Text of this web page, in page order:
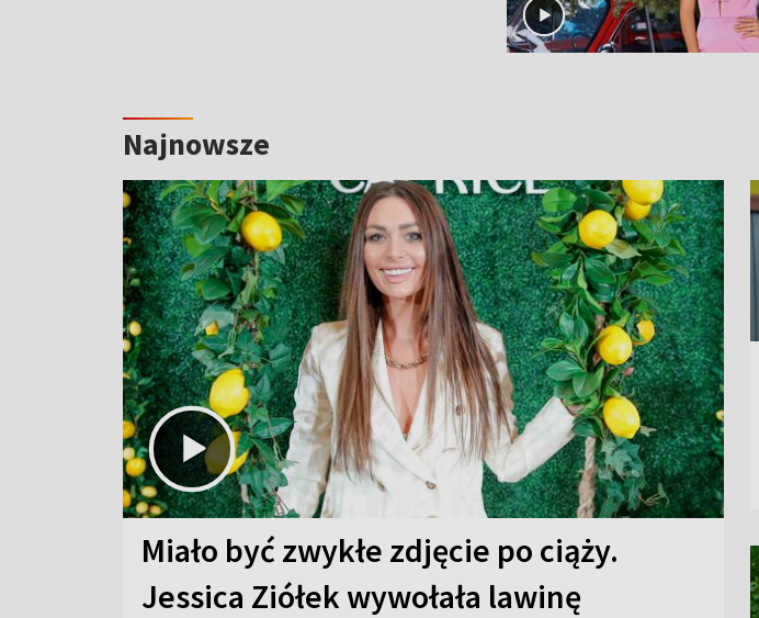
Najnowsze
Miało być zwykłe zdjęcie po ciąży.
Jessica Ziółek wywołała lawinę